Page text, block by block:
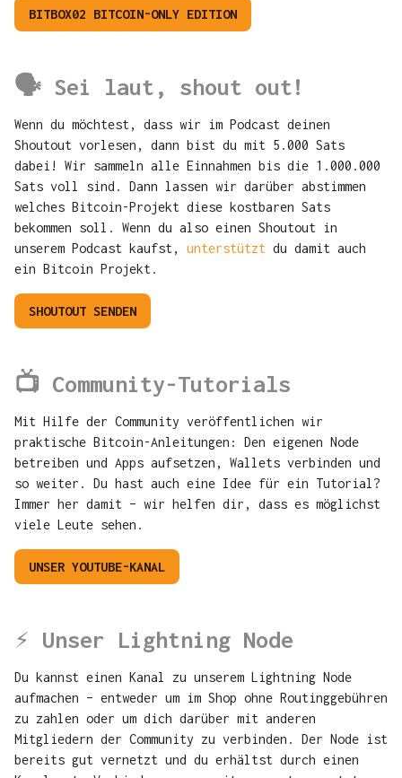
BITBOX02 BITCOIN-ONLY EDITION
🗣 Sei laut, shout out!
Wenn du möchtest, dass wir im Podcast deinen
Shoutout vorlesen, dann bist du mit 5.000 Sats
dabei! Wir sammeln alle Einnahmen bis die 1.000.000
Sats voll sind. Dann lassen wir darüber abstimmen
welches Bitcoin-Projekt diese kostbaren Sats
bekommen soll. Wenn du also einen Shoutout in
unserem Podcast kaufst, unterstützt du damit auch
ein Bitcoin Projekt.
SHOUTOUT SENDEN
📺 Community-Tutorials
Mit Hilfe der Community veröffentlichen wir
praktische Bitcoin-Anleitungen: Den eigenen Node
betreiben und Apps aufsetzen, Wallets verbinden und
so weiter. Du hast auch eine Idee für ein Tutorial?
Immer her damit – wir helfen dir, dass es möglichst
viele Leute sehen.
UNSER YOUTUBE-KANAL
⚡️ Unser Lightning Node
Du kannst einen Kanal zu unserem Lightning Node
aufmachen – entweder um im Shop ohne Routinggebühren
zu zahlen oder um dich darüber mit anderen
Mitgliedern der Community zu verbinden. Der Node ist
bereits gut vernetzt und du erhältst durch einen